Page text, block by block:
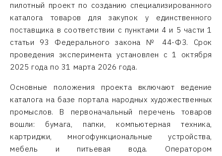
пилотный проект по созданию специализированного
каталога товаров для закупок у единственного
поставщика в соответствии с пунктами 4 и 5 части 1
статьи 93 Федерального закона № 44-ФЗ. Срок
проведения эксперимента установлен с 1 октября
2025 года по 31 марта 2026 года.
Основные положения проекта включают ведение
каталога на базе портала народных художественных
промыслов. В первоначальный перечень товаров
вошли: бумага, папки, компьютерная техника,
картриджи, многофункциональные устройства,
мебель и питьевая вода. Оператором